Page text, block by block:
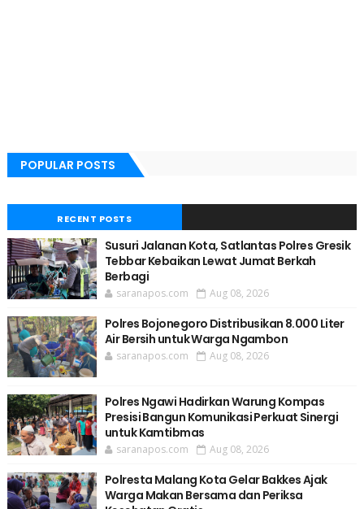
POPULAR POSTS
RECENT POSTS
Susuri Jalanan Kota, Satlantas Polres Gresik
Tebbar Kebaikan Lewat Jumat Berkah
Berbagi
saranapos.com Aug 08, 2026
Polres Bojonegoro Distribusikan 8.000 Liter
Air Bersih untuk Warga Ngambon
saranapos.com Aug 08, 2026
Polres Ngawi Hadirkan Warung Kompas
Presisi Bangun Komunikasi Perkuat Sinergi
untuk Kamtibmas
saranapos.com Aug 08, 2026
Polresta Malang Kota Gelar Bakkes Ajak
Warga Makan Bersama dan Periksa